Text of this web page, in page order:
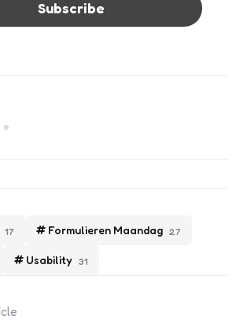
17 Formulieren Maandag 27
Usability 31